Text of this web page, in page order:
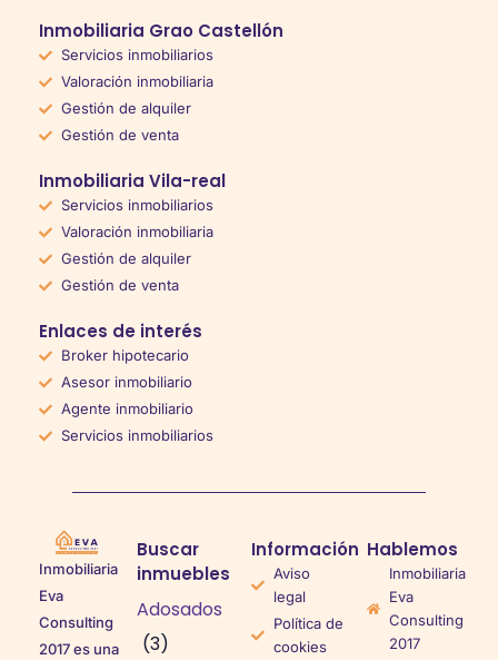
Inmobiliaria Grao Castellón
Servicios inmobiliarios
Valoración inmobiliaria
Gestión de alquiler
Gestión de venta
Inmobiliaria Vila-real
Servicios inmobiliarios
Valoración inmobiliaria
Gestión de alquiler
Gestión de venta
Enlaces de interés
Broker hipotecario
Asesor inmobiliario
Agente inmobiliario
Servicios inmobiliarios
Inmobiliaria
Eva
Consulting
2017 es una
Buscar
inmuebles
Adosados
(3)
Información
Aviso
legal
Política de
cookies
Hablemos
Inmobiliaria
Eva
Consulting
2017